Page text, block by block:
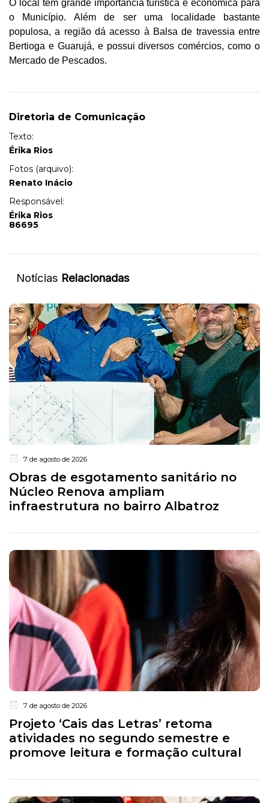
O local tem grande importância turística e econômica para
o Município. Além de ser uma localidade bastante
populosa, a região dá acesso à Balsa de travessia entre
Bertioga e Guarujá, e possui diversos comércios, como o
Mercado de Pescados.
Diretoria de Comunicação
Texto:
Érika Rios
Fotos (arquivo):
Renato Inácio
Responsável:
Érika Rios
86695
Notícias Relacionadas
7 de agosto de 2026
Obras de esgotamento sanitário no
Núcleo Renova ampliam
infraestrutura no bairro Albatroz
7 de agosto de 2026
Projeto ‘Cais das Letras’ retoma
atividades no segundo semestre e
promove leitura e formação cultural